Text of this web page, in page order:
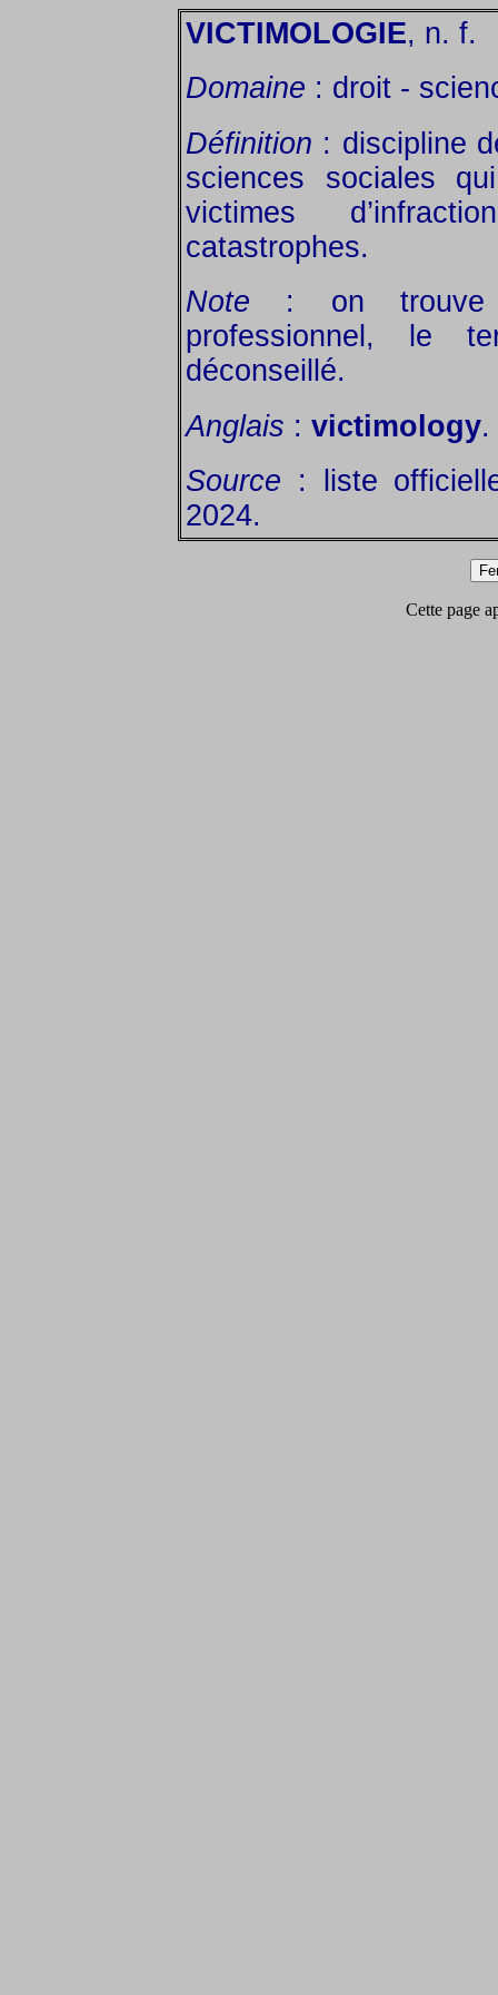
VICTIMOLOGIE, n. f.
Domaine : droit -
Définition : discipline
sciences sociales
victimes
catastrophes.
Note : on trouve
professionnel, le
déconseillé.
Anglais : victimology.
Source : liste
2024.
Cette page